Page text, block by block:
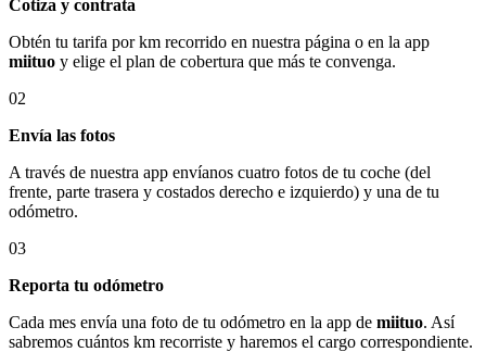
Cotiza y contrata
Obtén tu tarifa por km recorrido en nuestra página o en la app
miituo y elige el plan de cobertura que más te convenga.
02
Envía las fotos
A través de nuestra app envíanos cuatro fotos de tu coche (del
frente, parte trasera y costados derecho e izquierdo) y una de tu
odómetro.
03
Reporta tu odómetro
Cada mes envía una foto de tu odómetro en la app de miituo. Así
sabremos cuántos km recorriste y haremos el cargo correspondiente.